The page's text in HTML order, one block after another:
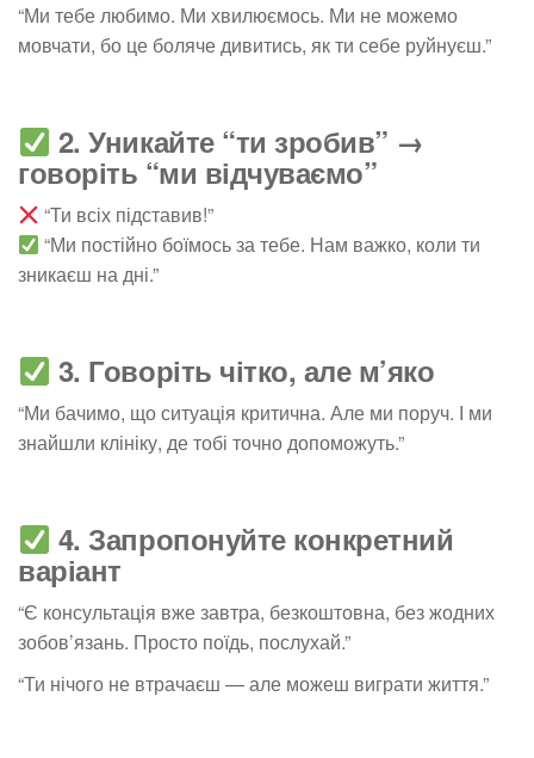
“Ми тебе любимо. Ми хвилюємось. Ми не можемо
мовчати, бо це боляче дивитись, як ти себе руйнуєш.”
2. Уникайте “ти зробив” →
говоріть “ми відчуваємо”
“Ти всіх підставив!”
“Ми постійно боїмось за тебе. Нам важко, коли ти
зникаєш на дні.”
3. Говоріть чітко, але м’яко
“Ми бачимо, що ситуація критична. Але ми поруч. І ми
знайшли клініку, де тобі точно допоможуть.”
4. Запропонуйте конкретний
варіант
“Є консультація вже завтра, безкоштовна, без жодних
зобов’язань. Просто поїдь, послухай.”
“Ти нічого не втрачаєш — але можеш виграти життя.”